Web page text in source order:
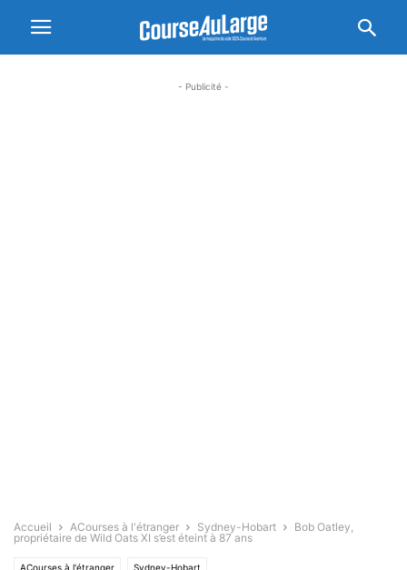
- Publicité -
Accueil ACourses à l'étranger Sydney-Hobart
Bob Oatley,
propriétaire de Wild Oats XI s’est éteint à 87 ans
ACourses à l'étranger Sydney-Hobart